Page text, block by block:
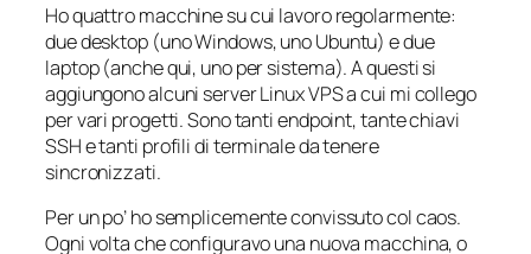
Ho quattro macchine su cui lavoro regolarmente:
due desktop (uno Windows, uno Ubuntu) e due
laptop (anche qui, uno per sistema). A questi si
aggiungono alcuni server Linux VPS a cui mi collego
per vari progetti. Sono tanti endpoint, tante chiavi
SSH e tanti profili di terminale da tenere
sincronizzati.
Per un po’ ho semplicemente convissuto col caos.
Ogni volta che configuravo una nuova macchina, o